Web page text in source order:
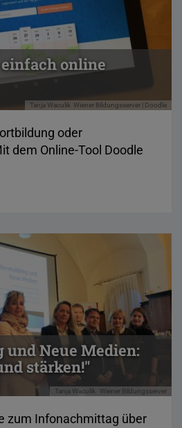
Tanja Waculik Wiener Bildungsserver | Doodle
online
oder
dem Online-Tool Doodle
Tanja Waculik Wiener Bildungsserver
und Neue Medien:
stärken!"
zum Infonachmittag über